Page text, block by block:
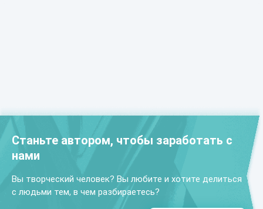
Станьте автором, чтобы заработать с
нами
Вы творческий человек? Вы любите и хотите делиться
с людьми тем, в чем разбираетесь?